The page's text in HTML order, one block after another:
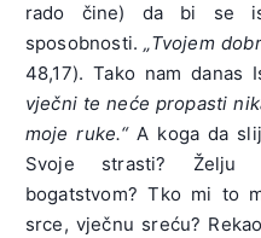
rado čine) da bi se
sposobnosti.„Tvojem
48,17). Tako nam danas
vječni te neće propasti
moje ruke.“A koga da
Svoje strasti? Želju
bogatstvom? Tko mi to
srce, vječnu sreću?